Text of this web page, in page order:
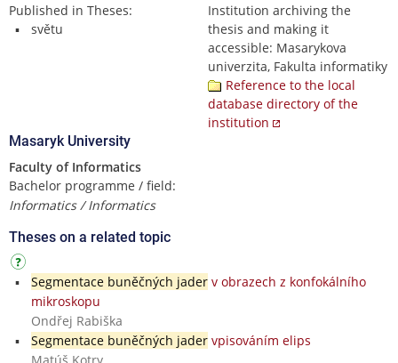
Published in Theses:
světu
Institution archiving the
thesis and making it
accessible: Masarykova
univerzita, Fakulta informatiky
Reference to the local
database directory of the
institution
Masaryk University
Faculty of Informatics
Bachelor programme / field:
Informatics / Informatics
Theses on a related topic
Segmentace buněčných jaderv obrazech z konfokálního
mikroskopu
Ondřej Rabiška
Segmentace buněčných jadervpisováním elips
Matúš Kotry